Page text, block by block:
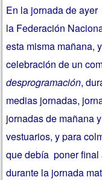
En la jornada de ayer
la Federación
esta misma mañana,
celebración de un
desprogramación,
medias jornadas,
jornadas de mañana
vestuarios, y para
que debía poner final
durante la jornada